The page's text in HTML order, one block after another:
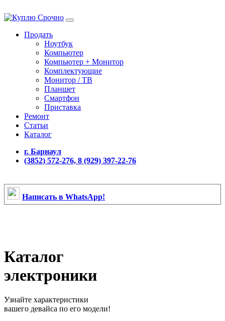
Продать
Ноутбук
Компьютер
Компьютер + Монитор
Комплектующие
Монитор / ТВ
Планшет
Смартфон
Приставка
Ремонт
Статьи
Каталог
г. Барнаул
(3852) 572-276, 8 (929) 397-22-76
Написать в WhatsApp!
Каталог
электроники
Узнайте характеристики
вашего девайса по его модели!